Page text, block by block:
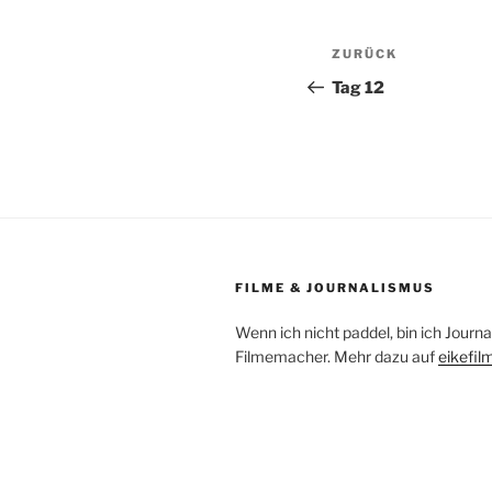
Vorheriger
Beitrag
ZURÜCK
Tag 12
FILME & JOURNALISMUS
Wenn ich nicht paddel, bin ich
Filmemacher. Mehr dazu auf